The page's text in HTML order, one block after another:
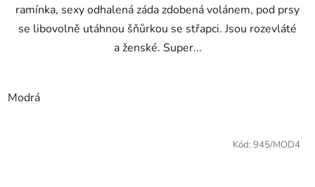
ramínka, sexy odhalená záda zdobená volánem, pod prsy
se libovolně utáhnou šňůrkou se střapci. Jsou rozevláté
a ženské. Super...
Modrá
Kód: 945/MOD4